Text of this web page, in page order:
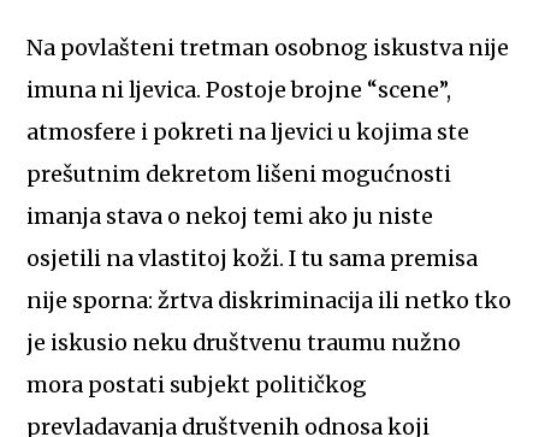
Na povlašteni tretman osobnog iskustva nije
imuna ni ljevica. Postoje brojne “scene”,
atmosfere i pokreti na ljevici u kojima ste
prešutnim dekretom lišeni mogućnosti
imanja stava o nekoj temi ako ju niste
osjetili na vlastitoj koži. I tu sama premisa
nije sporna: žrtva diskriminacija ili netko tko
je iskusio neku društvenu traumu nužno
mora postati subjekt političkog
prevladavanja društvenih odnosa koji